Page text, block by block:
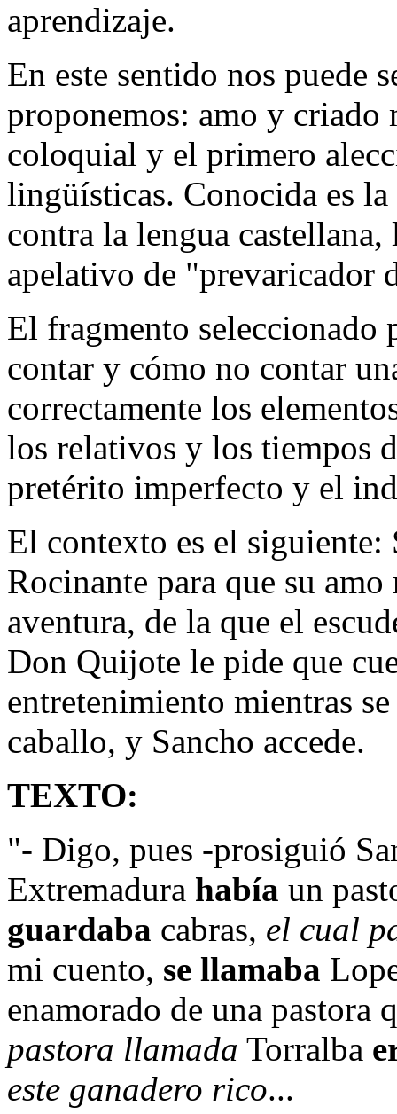
aprendizaje.
En este sentido nos puede
proponemos: amo y criado
coloquial y el primero
lingüísticas. Conocida es la
contra la lengua castellana,
apelativo de "prevaricador
El fragmento seleccionado
contar y cómo no contar
correctamente los
los relativos y los tiempos
pretérito imperfecto y el
El contexto es el siguiente:
Rocinante para que su
aventura, de la que el
Don Quijote le pide que
entretenimiento mientras
caballo, y Sancho accede.
TEXTO:
"- Digo, pues -prosiguió
Extremadura había un
guardaba cabras, el cual
mi cuento, se llamaba
enamorado de una pastora
pastora llamada Torralba
este ganadero rico...